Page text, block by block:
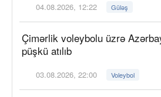
04.08.2026, 12:22 Güləş
Çimərlik voleybolu üzrə
püşkü atılıb
03.08.2026, 22:00 Voleybol